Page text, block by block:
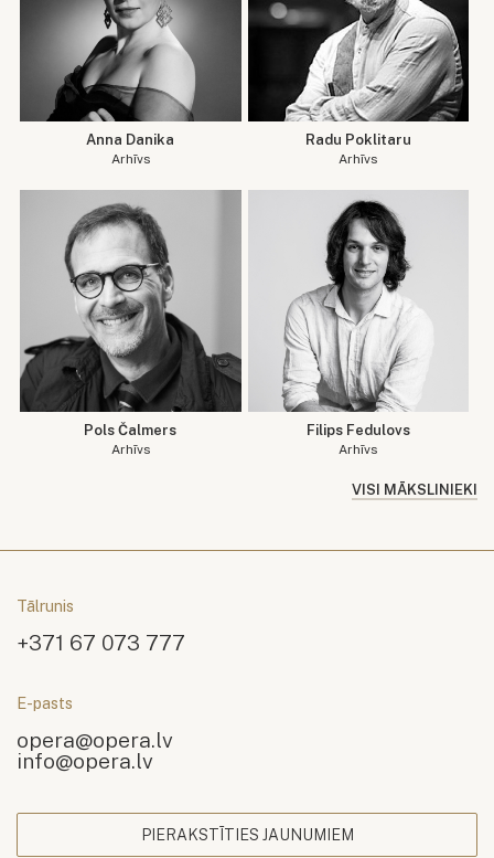
Anna Danika
Arhīvs
Radu Poklitaru
Arhīvs
Pols Čalmers
Arhīvs
Filips Fedulovs
Arhīvs
VISI MĀKSLINIEKI
Tālrunis
+371 67 073 777
E-pasts
opera@opera.lv
info@opera.lv
PIERAKSTĪTIES JAUNUMIEM